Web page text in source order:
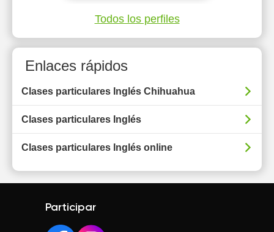
Todos los perfiles
Enlaces rápidos
Clases particulares Inglés Chihuahua
Clases particulares Inglés
Clases particulares Inglés online
Participar